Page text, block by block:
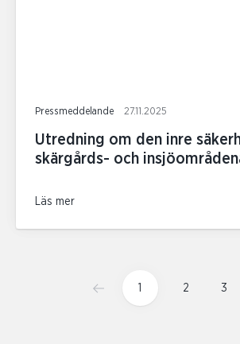
Pressmeddelande 27.11.2025
Utredning om den inre
skärgårds- och
Läs mer
1 2 3